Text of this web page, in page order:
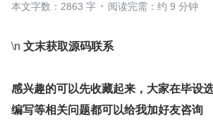
本文字数：2863 字
阅读完需：约 9 分钟
\n 文末获取源码联系
感兴趣的可以先收藏起来，大家在毕设
编写等相关问题都可以给我加好友咨询